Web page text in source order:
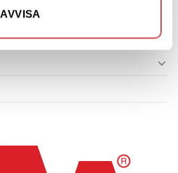
AVVISA